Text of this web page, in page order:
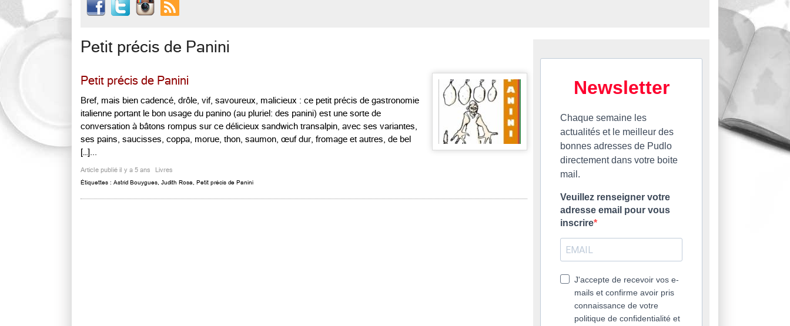

Petit précis de Panini
Petit précis de Panini
Bref, mais bien cadencé, drôle, vif, savoureux, malicieux : ce petit précis de gastronomie
italienne portant le bon usage du panino (au pluriel: des panini) est une sorte de
conversation à bâtons rompus sur ce délicieux sandwich transalpin, avec ses variantes,
ses pains, saucisses, coppa, morue, thon, saumon, œuf dur, fromage et autres, de bel
[…]...
Article publié il y a 5 ans Livres
Étiquettes : Astrid Bouygues Judith Rosa Petit précis de Panini
Newsletter
Chaque semaine les
actualités et le meilleur des
bonnes adresses de Pudlo
directement dans votre boite
mail.
Veuillez renseigner votre
adresse email pour vous
inscrire
J'accepte de recevoir vos e-
mails et confirme avoir pris
connaissance de votre
politique de confidentialité et